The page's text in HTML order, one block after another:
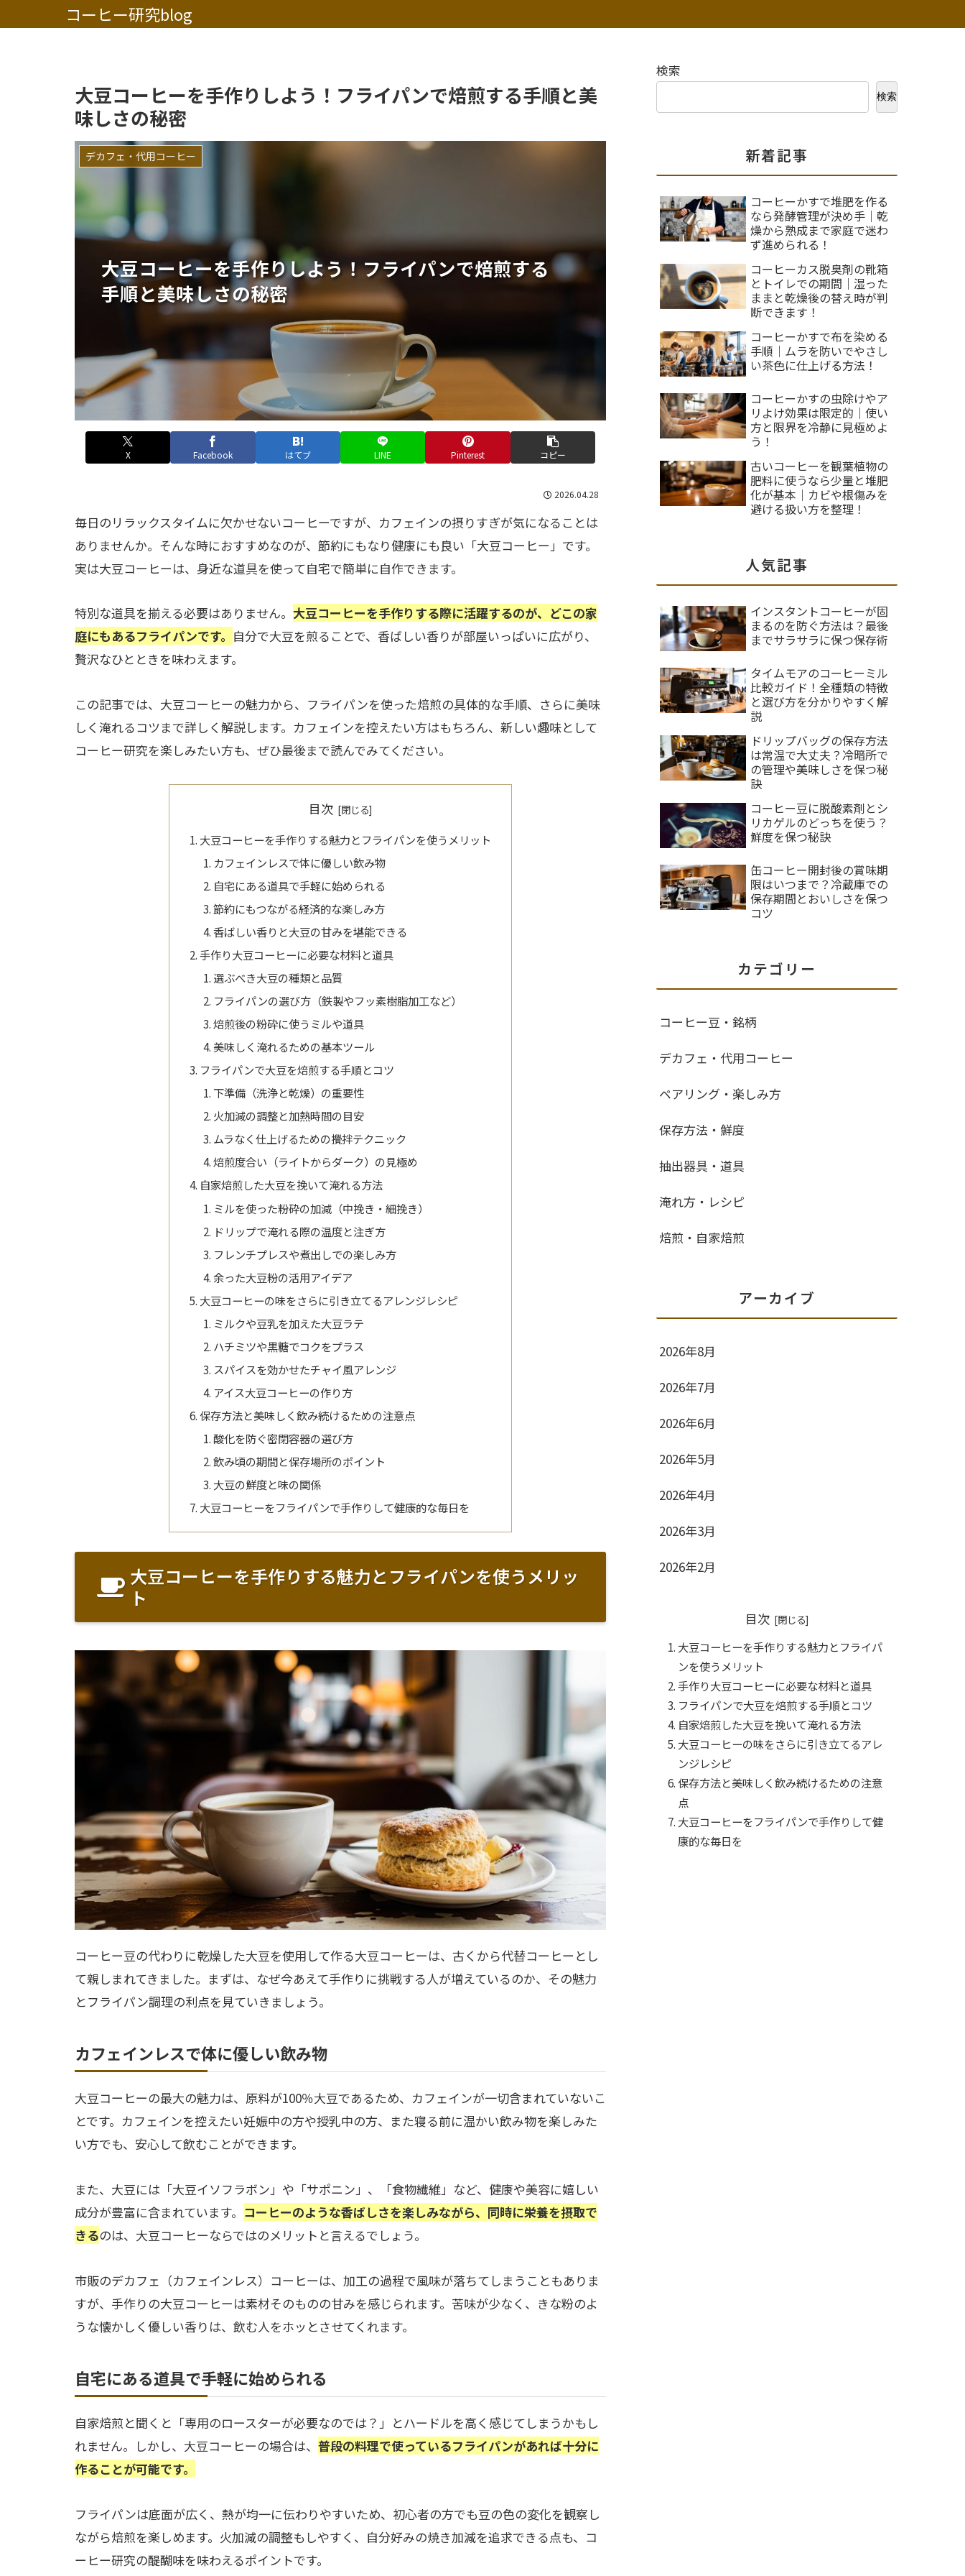
コーヒー研究blog
大豆コーヒーを手作りしよう！フライパンで焙煎する手順と美
味しさの秘密
大豆コーヒーを手作りしよう！フライパンで焙煎する
手順と美味しさの秘密
デカフェ・代用コーヒー
X Facebook はてブ LINE Pinterest コピー
2026.04.28
毎日のリラックスタイムに欠かせないコーヒーですが、カフェインの摂りすぎが気になることは
ありませんか。そんな時におすすめなのが、節約にもなり健康にも良い「大豆コーヒー」です。
実は大豆コーヒーは、身近な道具を使って自宅で簡単に自作できます。
特別な道具を揃える必要はありません。 大豆コーヒーを手作りする際に活躍するのが、どこの家
庭にもあるフライパンです。 自分で大豆を煎ることで、香ばしい香りが部屋いっぱいに広がり、
贅沢なひとときを味わえます。
この記事では、大豆コーヒーの魅力から、フライパンを使った焙煎の具体的な手順、さらに美味
しく淹れるコツまで詳しく解説します。カフェインを控えたい方はもちろん、新しい趣味として
コーヒー研究を楽しみたい方も、ぜひ最後まで読んでみてください。
目次
大豆コーヒーを手作りする魅力とフライパンを使うメリット
カフェインレスで体に優しい飲み物
自宅にある道具で手軽に始められる
節約にもつながる経済的な楽しみ方
香ばしい香りと大豆の甘みを堪能できる
手作り大豆コーヒーに必要な材料と道具
選ぶべき大豆の種類と品質
フライパンの選び方（鉄製やフッ素樹脂加工など）
焙煎後の粉砕に使うミルや道具
美味しく淹れるための基本ツール
フライパンで大豆を焙煎する手順とコツ
下準備（洗浄と乾燥）の重要性
火加減の調整と加熱時間の目安
ムラなく仕上げるための攪拌テクニック
焙煎度合い（ライトからダーク）の見極め
自家焙煎した大豆を挽いて淹れる方法
ミルを使った粉砕の加減（中挽き・細挽き）
ドリップで淹れる際の温度と注ぎ方
フレンチプレスや煮出しでの楽しみ方
余った大豆粉の活用アイデア
大豆コーヒーの味をさらに引き立てるアレンジレシピ
ミルクや豆乳を加えた大豆ラテ
ハチミツや黒糖でコクをプラス
スパイスを効かせたチャイ風アレンジ
アイス大豆コーヒーの作り方
保存方法と美味しく飲み続けるための注意点
酸化を防ぐ密閉容器の選び方
飲み頃の期間と保存場所のポイント
大豆の鮮度と味の関係
大豆コーヒーをフライパンで手作りして健康的な毎日を
大豆コーヒーを手作りする魅力とフライパンを使うメリッ
ト
コーヒー豆の代わりに乾燥した大豆を使用して作る大豆コーヒーは、古くから代替コーヒーとし
て親しまれてきました。まずは、なぜ今あえて手作りに挑戦する人が増えているのか、その魅力
とフライパン調理の利点を見ていきましょう。
カフェインレスで体に優しい飲み物
大豆コーヒーの最大の魅力は、原料が100％大豆であるため、カフェインが一切含まれていないこ
とです。カフェインを控えたい妊娠中の方や授乳中の方、また寝る前に温かい飲み物を楽しみた
い方でも、安心して飲むことができます。
また、大豆には「大豆イソフラボン」や「サポニン」、「食物繊維」など、健康や美容に嬉しい
成分が豊富に含まれています。 コーヒーのような香ばしさを楽しみながら、同時に栄養を摂取で
きるのは、大豆コーヒーならではのメリットと言えるでしょう。
市販のデカフェ（カフェインレス）コーヒーは、加工の過程で風味が落ちてしまうこともありま
すが、手作りの大豆コーヒーは素材そのものの甘みを感じられます。苦味が少なく、きな粉のよ
うな懐かしく優しい香りは、飲む人をホッとさせてくれます。
自宅にある道具で手軽に始められる
自家焙煎と聞くと「専用のロースターが必要なのでは？」とハードルを高く感じてしまうかもし
れません。しかし、大豆コーヒーの場合は、 普段の料理で使っているフライパンがあれば十分に
作ることが可能です。
フライパンは底面が広く、熱が均一に伝わりやすいため、初心者の方でも豆の色の変化を観察し
ながら焙煎を楽しめます。火加減の調整もしやすく、自分好みの焼き加減を追求できる点も、コ
ーヒー研究の醍醐味を味わえるポイントです。
検索
検索
新着記事
コーヒーかすで堆肥を作る
なら発酵管理が決め手｜乾
燥から熟成まで家庭で迷わ
ず進められる！
コーヒーカス脱臭剤の靴箱
とトイレでの期間｜湿った
ままと乾燥後の替え時が判
断できます！
コーヒーかすで布を染める
手順｜ムラを防いでやさし
い茶色に仕上げる方法！
コーヒーかすの虫除けやア
リよけ効果は限定的｜使い
方と限界を冷静に見極めよ
う！
古いコーヒーを観葉植物の
肥料に使うなら少量と堆肥
化が基本｜カビや根傷みを
避ける扱い方を整理！
人気記事
インスタントコーヒーが固
まるのを防ぐ方法は？最後
までサラサラに保つ保存術
タイムモアのコーヒーミル
比較ガイド！全種類の特徴
と選び方を分かりやすく解
説
ドリップバッグの保存方法
は常温で大丈夫？冷暗所で
の管理や美味しさを保つ秘
訣
コーヒー豆に脱酸素剤とシ
リカゲルのどっちを使う？
鮮度を保つ秘訣
缶コーヒー開封後の賞味期
限はいつまで？冷蔵庫での
保存期間とおいしさを保つ
コツ
カテゴリー
コーヒー豆・銘柄
デカフェ・代用コーヒー
ペアリング・楽しみ方
保存方法・鮮度
抽出器具・道具
淹れ方・レシピ
焙煎・自家焙煎
アーカイブ
2026年8月
2026年7月
2026年6月
2026年5月
2026年4月
2026年3月
2026年2月
目次
大豆コーヒーを手作りする魅力とフライパ
ンを使うメリット
手作り大豆コーヒーに必要な材料と道具
フライパンで大豆を焙煎する手順とコツ
自家焙煎した大豆を挽いて淹れる方法
大豆コーヒーの味をさらに引き立てるアレ
ンジレシピ
保存方法と美味しく飲み続けるための注意
点
大豆コーヒーをフライパンで手作りして健
康的な毎日を